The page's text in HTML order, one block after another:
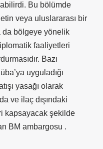
Bu bölümde
veya uluslararası bir
da bölgeye yönelik
faaliyetleri
Bazı
uyguladığı
yasağı olarak
ve ilaç dışındaki
kapsayacak şekilde
BM ambargosu .